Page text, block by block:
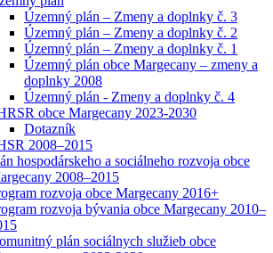
Územný plán – Zmeny a doplnky č. 3
Územný plán – Zmeny a doplnky č. 2
Územný plán – Zmeny a doplnky č. 1
Územný plán obce Margecany – zmeny a
doplnky 2008
Územný plán - Zmeny a doplnky č. 4
obce Margecany 2023-2030
Dotazník
2008–2015
hospodárskeho a sociálneho rozvoja obce
2008–2015
rozvoja obce Margecany 2016+
rozvoja bývania obce Margecany 2010–
plán sociálnych služieb obce